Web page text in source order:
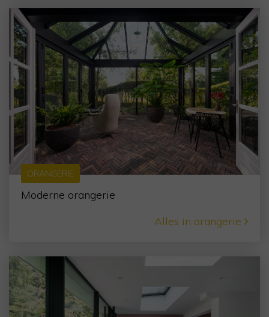
ORANGERIE
Moderne orangerie
Alles in orangerie